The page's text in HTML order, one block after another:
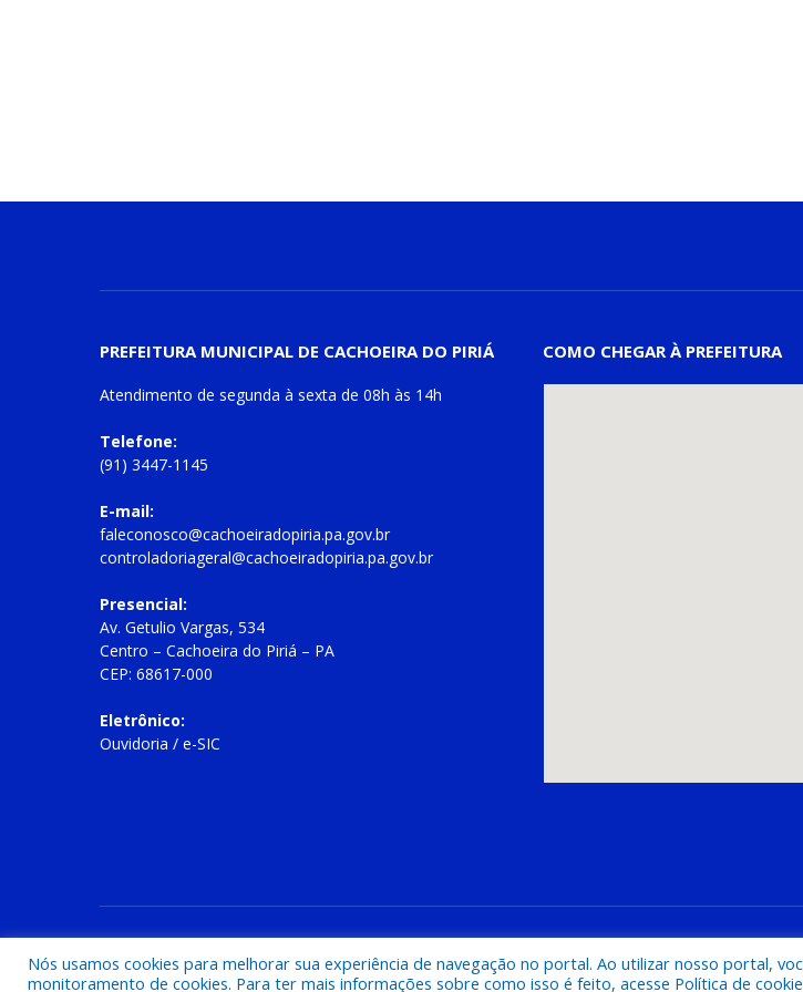
PREFEITURA MUNICIPAL DE CACHOEIRA DO PIRIÁ
Atendimento de segunda à sexta de 08h às 14h
Telefone:
(91) 3447-1145
E-mail:
faleconosco@cachoeiradopiria.pa.gov.br
controladoriageral@cachoeiradopiria.pa.gov.br
Presencial:
Av. Getulio Vargas, 534
Centro – Cachoeira do Piriá – PA
CEP: 68617-000
Eletrônico:
Ouvidoria / e-SIC
COMO CHEGAR À PREFEITURA
Nós usamos cookies para melhorar sua experiência de navegação no portal. Ao utilizar nosso portal,
monitoramento de cookies. Para ter mais informações sobre como isso é feito, acesse Política de